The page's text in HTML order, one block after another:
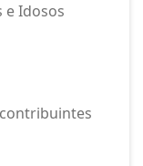
e Idosos